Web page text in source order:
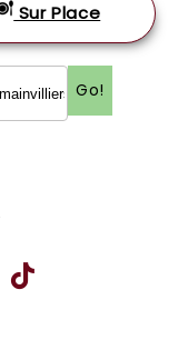
Sur Place
Go!